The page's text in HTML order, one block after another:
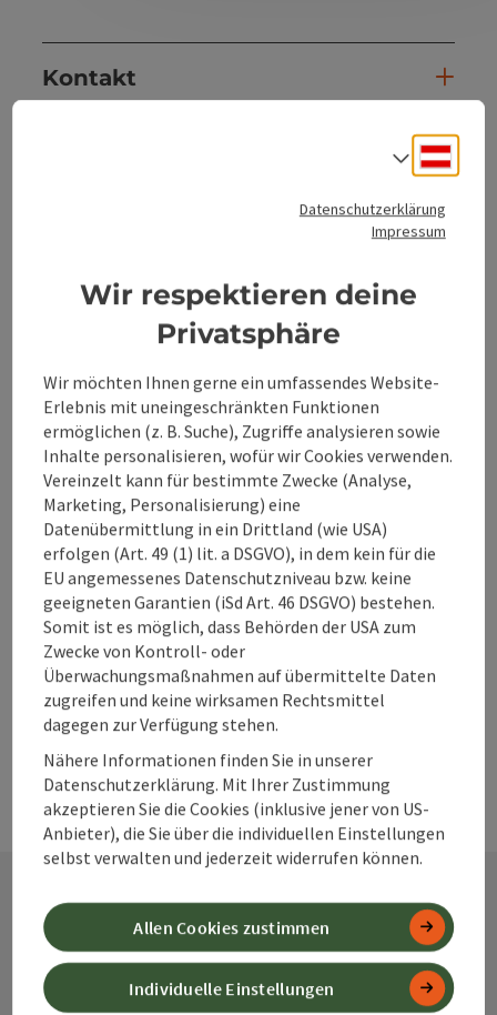
Kontakt
Preise
Beitrag merken
zum Merkzettel
PDF erstellen
Beitrag drucken
In der Nähe
powered by TOURDATA
Kontakt
Datenschutzerklärung
Impressum
Wir respektieren deine
Privatsphäre
Wir möchten Ihnen gerne ein umfassendes Website-
Erlebnis mit uneingeschränkten Funktionen
ermöglichen (z. B. Suche), Zugriffe analysieren sowie
Inhalte personalisieren, wofür wir Cookies verwenden.
Vereinzelt kann für bestimmte Zwecke (Analyse,
Marketing, Personalisierung) eine
Datenübermittlung in ein Drittland (wie USA)
erfolgen (Art. 49 (1) lit. a DSGVO), in dem kein für die
EU angemessenes Datenschutzniveau bzw. keine
geeigneten Garantien (iSd Art. 46 DSGVO) bestehen.
Somit ist es möglich, dass Behörden der USA zum
Zwecke von Kontroll- oder
Überwachungsmaßnahmen auf übermittelte Daten
zugreifen und keine wirksamen Rechtsmittel
dagegen zur Verfügung stehen.
Nähere Informationen finden Sie in unserer
Datenschutzerklärung. Mit Ihrer Zustimmung
akzeptieren Sie die Cookies (inklusive jener von US-
Anbieter), die Sie über die individuellen Einstellungen
selbst verwalten und jederzeit widerrufen können.
Individuelle Einstellungen
Allen Cookies zustimmen